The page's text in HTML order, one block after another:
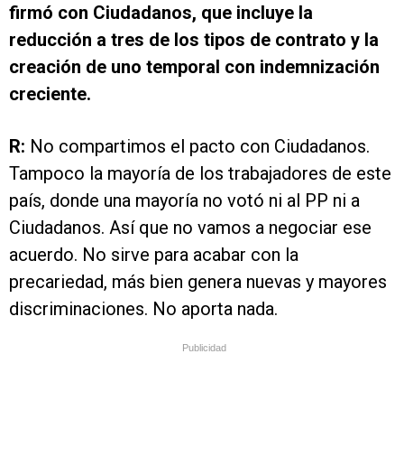
firmó con Ciudadanos, que incluye la
reducción a tres de los tipos de contrato y la
creación de uno temporal con indemnización
creciente.
R: No compartimos el pacto con Ciudadanos.
Tampoco la mayoría de los trabajadores de este
país, donde una mayoría no votó ni al PP ni a
Ciudadanos. Así que no vamos a negociar ese
acuerdo. No sirve para acabar con la
precariedad, más bien genera nuevas y mayores
discriminaciones. No aporta nada.
Publicidad